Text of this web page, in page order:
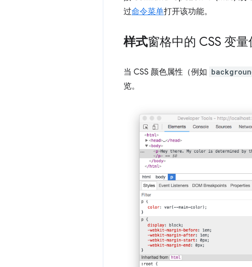
过命令菜单打开该功能。
样式窗格中的 CSS 变
当 CSS 颜色属性（例如
览。